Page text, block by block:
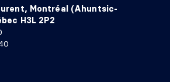
Montréal (Ahuntsic-
H3L 2P2